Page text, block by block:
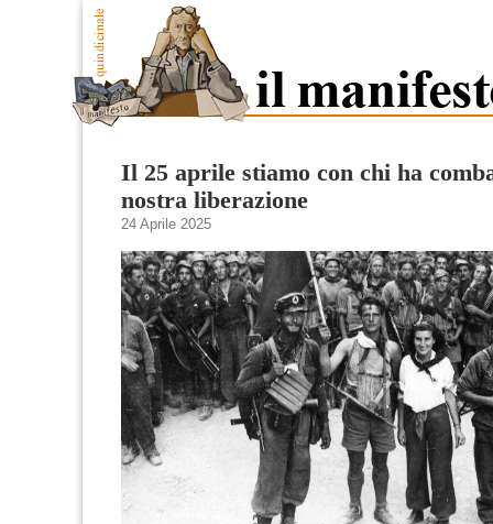
Il 25 aprile stiamo con chi ha
nostra liberazione
24 Aprile 2025